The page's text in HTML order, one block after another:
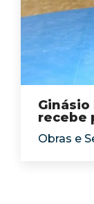
recebe
Obras e